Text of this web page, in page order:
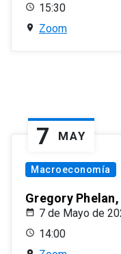
15:30
Zoom
7 MAY
Macroeconomía
Gregory
7 de Mayo de
14:00